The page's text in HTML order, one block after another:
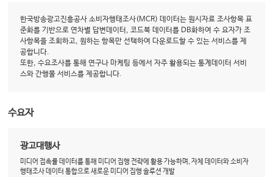
한국방송광고진흥공사 소비자행태조사(MCR) 데이터는 원시자료 조사항목 표
준화를 기반으로 연차별 답변데이터, 코드북 데이터를 DB화하여 수 요자가 조
사항목을 조회하고, 원하는 항목만 선택하여 다운로드할 수 있는 서비스를 제
공합니다.
또한, 수요조사를 통해 연구나 마케팅 등에서 자주 활용되는 통계데이터 서비
스와 간행물 서비스를 제공합니다.
수요자
광고대행사
미디어 접촉률 데이터를 통해 미디어 집행 전략에 활용 가능하며, 자체 데이터와 소비자
행태조사 데이터 통합으로 새로운 미디어 집행 솔루션 개발